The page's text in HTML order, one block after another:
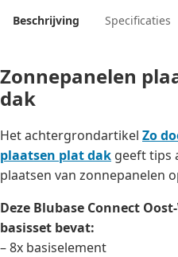
Beschrijving Specificaties
Zonnepanelen
dak
Het achtergrondartikel Zo
plaatsen plat dak geeft tips
plaatsen van zonnepanelen
Deze Blubase Connect
basisset bevat:
– 8x basiselement